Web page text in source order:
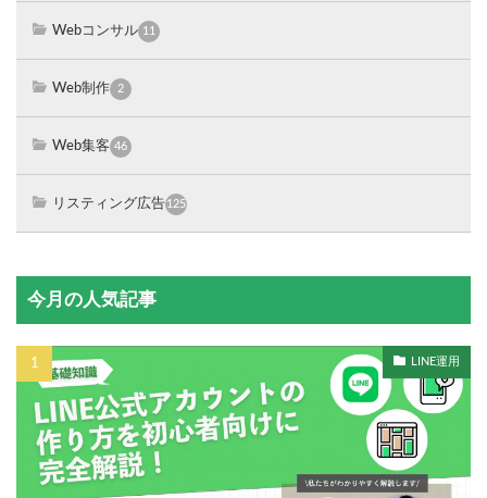
Webコンサル 11
Web制作 2
Web集客 46
リスティング広告125
今月の人気記事
LINE運用